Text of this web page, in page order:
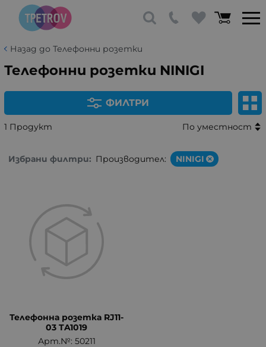
Назад до Телефонни розетки
Телефонни розетки NINIGI
ФИЛТРИ
1 Продукт По уместност
Избрани филтри: Производител: NINIGI
Телефонна розетка RJ11-
03 TA1019
Арт.№: 50211